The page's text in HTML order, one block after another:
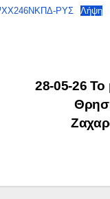
ΡΥΣ
Λήψη
28-05-26 Το